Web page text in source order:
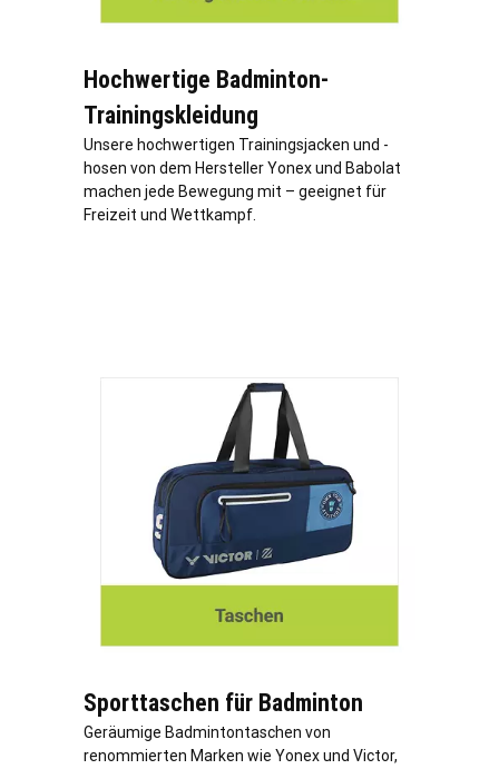
Hochwertige Badminton-
Trainingskleidung
Unsere hochwertigen Trainingsjacken und -
hosen von dem Hersteller Yonex und Babolat
machen jede Bewegung mit – geeignet für
Freizeit und Wettkampf.
Sporttaschen für Badminton
Geräumige Badmintontaschen von
renommierten Marken wie Yonex und Victor,